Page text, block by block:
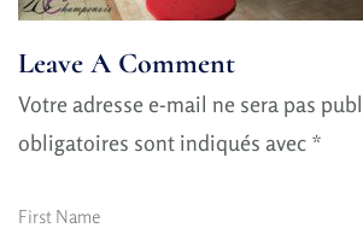
Leave A Comment
Votre adresse e-mail ne sera pas
obligatoires sont indiqués avec *